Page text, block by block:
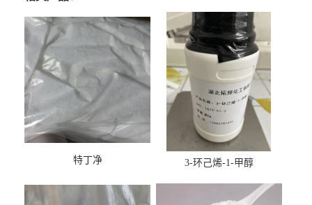
特丁净 3-环己烯-1-甲醇